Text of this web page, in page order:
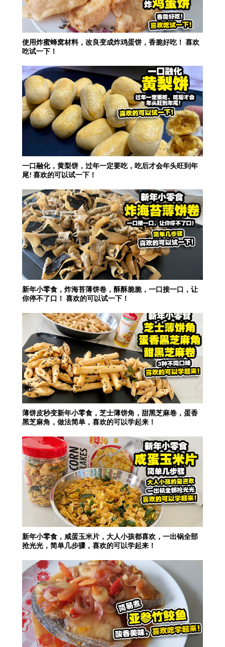
使用炸蜜蜂窝材料，改良变成炸鸡蛋饼，香脆好吃！ 喜欢
吃试一下！
一口融化，黄梨饼，过年一定要吃，吃后才会年头旺到年
尾! 喜欢的可以试一下！
新年小零食，炸海苔薄饼卷，酥酥脆脆，一口接一口，让
你停不了口！ 喜欢的可以试一下！
薄饼皮秒变新年小零食，芝士薄饼角，甜黑芝麻卷，蛋香
黑芝麻角，做法简单，喜欢的可以学起来！
新年小零食，咸蛋玉米片，大人小孩都喜欢，一出锅全部
抢光光，简单几步骤，喜欢的可以学起来！